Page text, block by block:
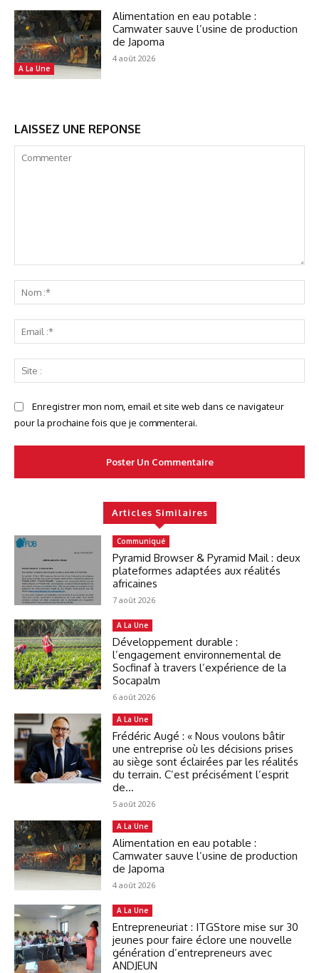
A La Une
Alimentation en eau potable :
Camwater sauve l’usine de production
de Japoma
4 août 2026
LAISSEZ UNE REPONSE
:*
:*
:
Enregistrer mon nom, email et site web dans ce navigateur
pour la prochaine fois que je commenterai.
Articles Similaires
Communiqué
Pyramid Browser & Pyramid Mail : deux
plateformes adaptées aux réalités
africaines
7 août 2026
A La Une
Développement durable :
l’engagement environnemental de
Socfinaf à travers l’expérience de la
Socapalm
6 août 2026
A La Une
Frédéric Augé : « Nous voulons bâtir
une entreprise où les décisions prises
au siège sont éclairées par les réalités
du terrain. C’est précisément l’esprit
de...
5 août 2026
A La Une
Alimentation en eau potable :
Camwater sauve l’usine de production
de Japoma
4 août 2026
A La Une
Entrepreneuriat : ITGStore mise sur 30
jeunes pour faire éclore une nouvelle
génération d’entrepreneurs avec
ANDJEUN